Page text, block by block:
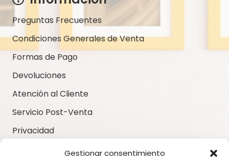
Gestionar consentimiento
Preguntas Frecuentes
Condiciones Generales de Venta
Formas de Pago
Devoluciones
Atención al Cliente
Servicio Post-Venta
Privacidad